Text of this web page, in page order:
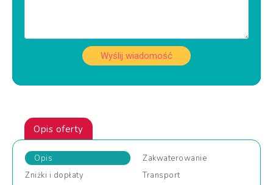
Wyślij wiadomość
Opis oferty
Opis
Zakwaterowanie
Zniżki i dopłaty
Transport